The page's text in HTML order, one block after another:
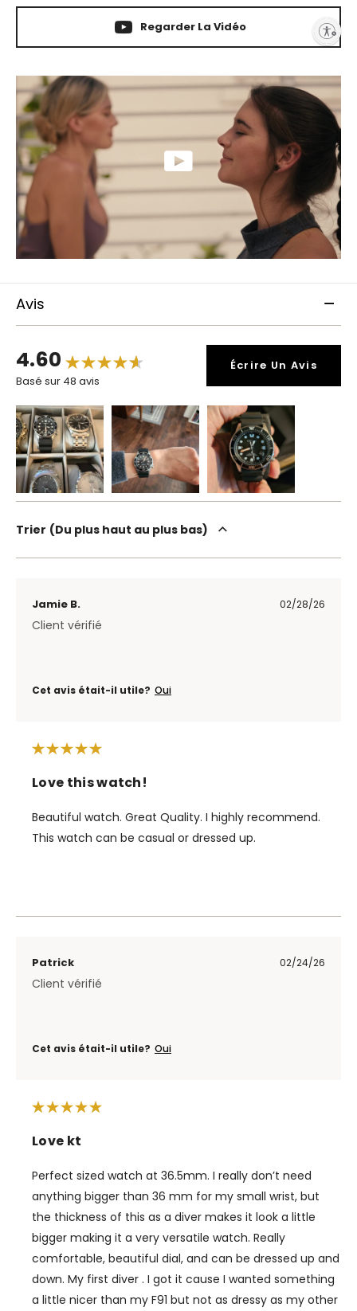
Enable accessibility
Regarder La Vidéo
Avis
4.60
Basé sur 48 avis
Écrire Un Avis
Trier Du plus haut au plus bas
Jamie B. 02/28/26
Client vérifié
Cet avis était-il utile? Oui
Love this watch!
Beautiful watch. Great Quality. I highly recommend.
This watch can be casual or dressed up.
Patrick 02/24/26
Client vérifié
Cet avis était-il utile? Oui
Love kt
Perfect sized watch at 36.5mm. I really don’t need
anything bigger than 36 mm for my small wrist, but
the thickness of this as a diver makes it look a little
bigger making it a very versatile watch. Really
comfortable, beautiful dial, and can be dressed up and
down. My first diver . I got it cause I wanted something
a little nicer than my F91 but not as dressy as my other